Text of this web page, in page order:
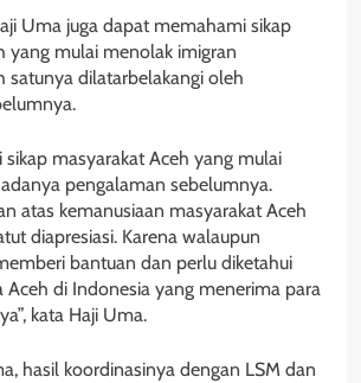
Uma juga dapat memahami sikap
yang mulai menolak imigran
satunya dilatarbelakangi oleh
sikap masyarakat Aceh yang mulai
pengalaman sebelumnya.
atas kemanusiaan masyarakat Aceh
diapresiasi. Karena walaupun
bantuan dan perlu diketahui
Aceh di Indonesia yang menerima para
kata Haji Uma.
hasil koordinasinya dengan LSM dan